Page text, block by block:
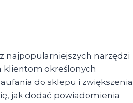
najpopularniejszych narzędzi
klientom określonych
do sklepu i zwiększenia
jak dodać powiadomienia